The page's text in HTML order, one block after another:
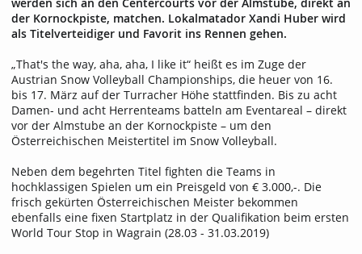
der Kornockpiste, matchen. Lokalmatador Xandi Huber wird
als Titelverteidiger und Favorit ins Rennen gehen.
„That's the way, aha, aha, I like it“ heißt es im Zuge der
Austrian Snow Volleyball Championships, die heuer von 16.
bis 17. März auf der Turracher Höhe stattfinden. Bis zu acht
Damen- und acht Herrenteams batteln am Eventareal – direkt
vor der Almstube an der Kornockpiste – um den
Österreichischen Meistertitel im Snow Volleyball.
Neben dem begehrten Titel fighten die Teams in
hochklassigen Spielen um ein Preisgeld von € 3.000,-. Die
frisch gekürten Österreichischen Meister bekommen
ebenfalls eine fixen Startplatz in der Qualifikation beim ersten
World Tour Stop in Wagrain (28.03 - 31.03.2019)